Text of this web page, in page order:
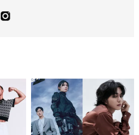
研究，還有點天秤座一眼看穿「這會紅」的
美感本能，更擅長把流行轉化成讀者真正用